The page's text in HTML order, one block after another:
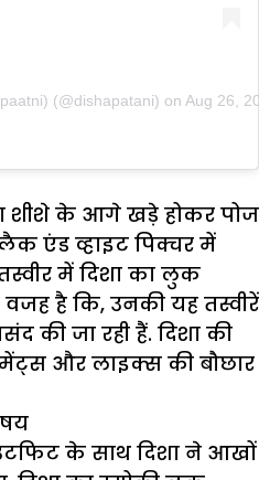
(@dishapatani) on Aug 26,
शीशे के आगे खड़े होकर पोज
एंड व्हाइट पिक्चर में
में दिशा का लुक
है कि, उनकी यह तस्वीरें
की जा रही हैं. दिशा की
और लाइक्स की बौछार
के साथ दिशा ने आखों